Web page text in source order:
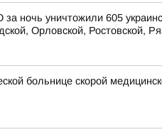
ночь уничтожили 605
Орловской, Ростовской,
больнице скорой